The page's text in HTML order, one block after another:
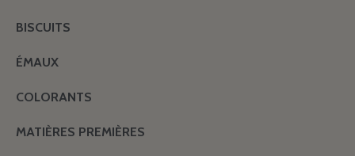
BISCUITS
ÉMAUX
COLORANTS
MATIÈRES PREMIÈRES